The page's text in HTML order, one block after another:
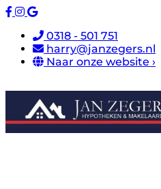
0318 - 501 751
harry@janzegers.nl
Naar onze website ›